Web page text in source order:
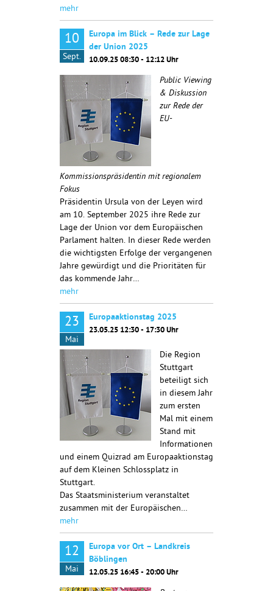
mehr
10
Sept.
Europa im Blick – Rede zur Lage
der Union 2025
10.09.25 08:30 - 12:12 Uhr
Public Viewing
& Diskussion
zur Rede der
EU-
Kommissionspräsidentin mit regionalem
Fokus
Präsidentin Ursula von der Leyen wird
am 10. September 2025 ihre Rede zur
Lage der Union vor dem Europäischen
Parlament halten. In dieser Rede werden
die wichtigsten Erfolge der vergangenen
Jahre gewürdigt und die Prioritäten für
das kommende Jahr…
mehr
23
Mai
Europaaktionstag 2025
23.05.25 12:30 - 17:30 Uhr
Die Region
Stuttgart
beteiligt sich
in diesem Jahr
zum ersten
Mal mit einem
Stand mit
Informationen
und einem Quizrad am Europaaktionstag
auf dem Kleinen Schlossplatz in
Stuttgart.
Das Staatsministerium veranstaltet
zusammen mit der Europäischen…
mehr
12
Mai
Europa vor Ort – Landkreis
Böblingen
12.05.25 16:45 - 20:00 Uhr